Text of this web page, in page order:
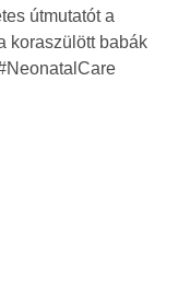
útmutatót a
koraszülött babák